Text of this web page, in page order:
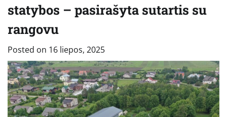
statybos – pasirašyta sutartis su
rangovu
Posted on 16 liepos, 2025